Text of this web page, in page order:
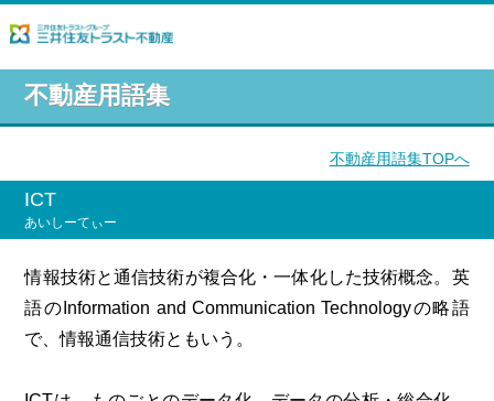
不動産用語集
不動産用語集TOPへ
ICT
あいしーてぃー
情報技術と通信技術が複合化・一体化した技術概念。英
語のInformation and Communication Technologyの略語
で、情報通信技術ともいう。